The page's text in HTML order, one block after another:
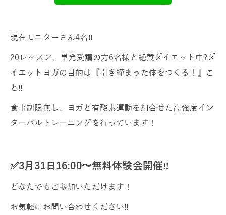
現在モニターさん4名‼️
20レッスン、単発受講の方6名様と絶賛ダイエット中?ダ
イエットヨガの目的は『引き締まった体をつくる！』こ
と‼️
食事制限無し、ヨガと有酸素運動を組合せた高強度イン
ターバルトレーニングを行っています！
✅3月31日16:00〜無料体験会開催‼️
どなたでもご参加いただけます！
お気軽にお問い合わせください‼️